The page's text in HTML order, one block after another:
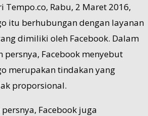
Rabu, 2 Maret 2016,
itu berhubungan dengan layanan
dimiliki oleh Facebook. Dalam
persnya, Facebook menyebut
merupakan tindakan yang
proporsional.
Facebook juga